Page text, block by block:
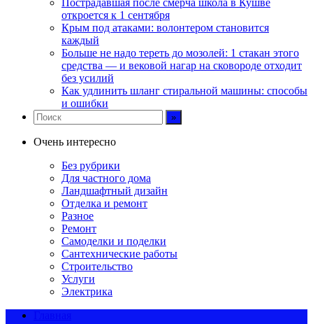
откроется к 1 сентября
Крым под атаками: волонтером становится
каждый
Больше не надо тереть до мозолей: 1 стакан этого
средства — и вековой нагар на сковороде отходит
без усилий
Как удлинить шланг стиральной машины: способы
и ошибки
Очень интересно
Без рубрики
Для частного дома
Ландшафтный дизайн
Отделка и ремонт
Разное
Ремонт
Самоделки и поделки
Сантехнические работы
Строительство
Услуги
Электрика